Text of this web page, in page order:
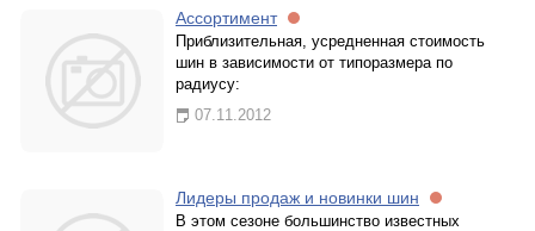
Ассортимент
Приблизительная, усредненная стоимость
шин в зависимости от типоразмера по
радиусу:
07.11.2012
Лидеры продаж и новинки шин
В этом сезоне большинство известных